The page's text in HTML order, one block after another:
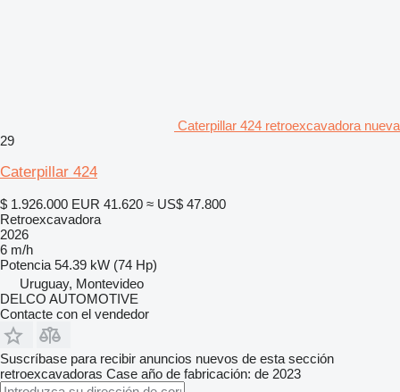
Caterpillar 424 retroexcavadora nueva
29
Caterpillar 424
$ 1.926.000 EUR 41.620 ≈ US$ 47.800
Retroexcavadora
2026
6 m/h
Potencia 54.39 kW (74 Hp)
Uruguay, Montevideo
DELCO AUTOMOTIVE
Contacte con el vendedor
Suscríbase para recibir anuncios nuevos de esta sección
retroexcavadoras Case año de fabricación: de 2023